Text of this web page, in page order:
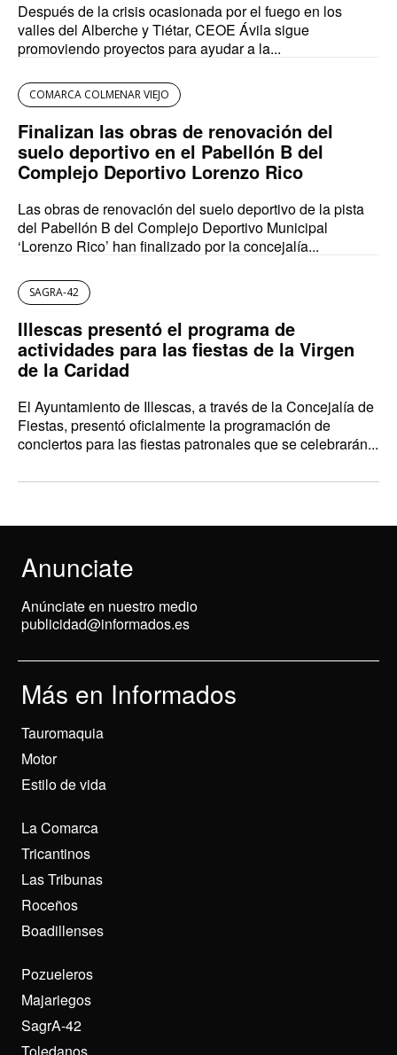
Después de la crisis ocasionada por el fuego en los
valles del Alberche y Tiétar, CEOE Ávila sigue
promoviendo proyectos para ayudar a la...
COMARCA COLMENAR VIEJO
Finalizan las obras de renovación del
suelo deportivo en el Pabellón B del
Complejo Deportivo Lorenzo Rico
Las obras de renovación del suelo deportivo de la pista
del Pabellón B del Complejo Deportivo Municipal
‘Lorenzo Rico’ han finalizado por la concejalía...
SAGRA-42
Illescas presentó el programa de
actividades para las fiestas de la Virgen
de la Caridad
El Ayuntamiento de Illescas, a través de la Concejalía de
Fiestas, presentó oficialmente la programación de
conciertos para las fiestas patronales que se celebrarán...
Anunciate
Anúnciate en nuestro medio
publicidad@informados.es
Más en Informados
Tauromaquia
Motor
Estilo de vida
La Comarca
Tricantinos
Las Tribunas
Roceños
Boadillenses
Pozueleros
Majariegos
SagrA-42